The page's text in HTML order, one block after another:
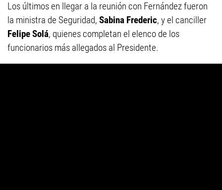
Los últimos en llegar a la reunión con Fernández fueron
la ministra de Seguridad, Sabina Frederic, y el canciller
Felipe Solá, quienes completan el elenco de los
funcionarios más allegados al Presidente.